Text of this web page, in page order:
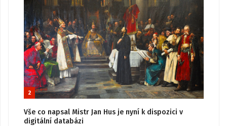
2
Vše co napsal Mistr Jan Hus je nyní k dispozici v
digitální databázi